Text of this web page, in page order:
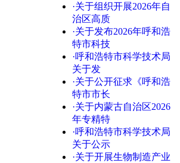
·关于组织开展2026年自
治区高质
·关于发布2026年呼和浩
特市科技
·呼和浩特市科学技术局
关于发
·关于公开征求《呼和浩
特市市长
·关于内蒙古自治区2026
年专精特
·呼和浩特市科学技术局
关于公示
·关于开展生物制造产业